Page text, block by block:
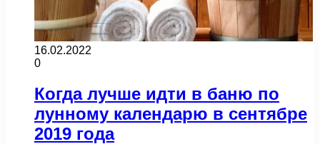
16.02.2022
0
Когда лучше идти в баню по
лунному календарю в сентябре
2019 года